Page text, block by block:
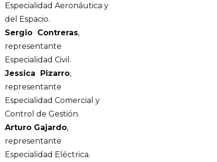
Especialidad Aeronáutica y
del Espacio.
Sergio Contreras,
representante
Especialidad Civil.
Jessica Pizarro,
representante
Especialidad Comercial y
Control de Gestión.
Arturo Gajardo,
representante
Especialidad Eléctrica.